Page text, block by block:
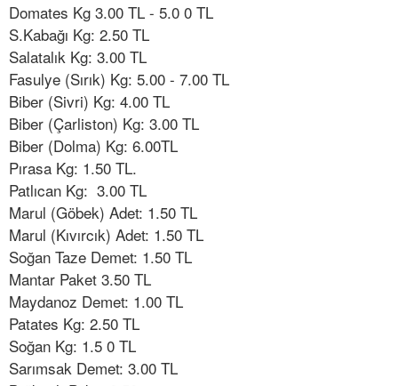
Domates Kg 3.00 TL - 5.0 0 TL
S.Kabağı Kg: 2.50 TL
Salatalık Kg: 3.00 TL
Fasulye (Sırık) Kg: 5.00 - 7.00 TL
Biber (Sivri) Kg: 4.00 TL
Biber (Çarliston) Kg: 3.00 TL
Biber (Dolma) Kg: 6.00TL
Pırasa Kg: 1.50 TL.
Patlıcan Kg: 3.00 TL
Marul (Göbek) Adet: 1.50 TL
Marul (Kıvırcık) Adet: 1.50 TL
Soğan Taze Demet: 1.50 TL
Mantar Paket 3.50 TL
Maydanoz Demet: 1.00 TL
Patates Kg: 2.50 TL
Soğan Kg: 1.5 0 TL
Sarımsak Demet: 3.00 TL